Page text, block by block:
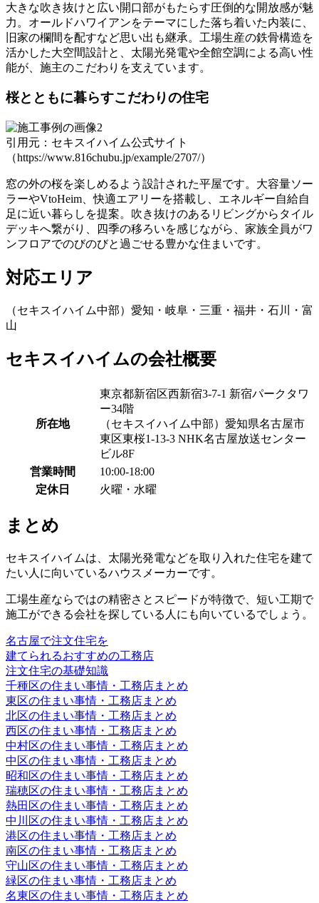
大きな吹き抜けと広い開口部がもたらす圧倒的な開放感が魅
力。オールドハワイアンをテーマにした落ち着いた内装に、
旧家の欄間を配すなど思い出も継承。工場生産の鉄骨構造を
活かした大空間設計と、太陽光発電や全館空調による高い性
能が、施主のこだわりを支えています。
桜とともに暮らすこだわりの住宅
引用元：セキスイハイム公式サイト
（https://www.816chubu.jp/example/2707/）
窓の外の桜を楽しめるよう設計された平屋です。大容量ソー
ラーやVtoHeim、快適エアリーを搭載し、エネルギー自給自
足に近い暮らしを提案。吹き抜けのあるリビングからタイル
デッキへ繋がり、四季の移ろいを感じながら、家族全員がワ
ンフロアでのびのびと過ごせる豊かな住まいです。
対応エリア
（セキスイハイム中部）愛知・岐阜・三重・福井・石川・富
山
セキスイハイムの会社概要
所在地
東京都新宿区西新宿3-7-1 新宿パークタワ
ー34階
（セキスイハイム中部）愛知県名古屋市
東区東桜1-13-3 NHK名古屋放送センター
ビル8F
営業時間
10:00-18:00
定休日
火曜・水曜
まとめ
セキスイハイムは、太陽光発電などを取り入れた住宅を建て
たい人に向いているハウスメーカーです。
工場生産ならではの精密さとスピードが特徴で、短い工期で
施工ができる会社を探している人にも向いているでしょう。
名古屋で注⽂住宅を
建てられるおすすめの⼯務店
注文住宅の基礎知識
千種区の住まい事情・工務店まとめ
東区の住まい事情・工務店まとめ
北区の住まい事情・工務店まとめ
西区の住まい事情・工務店まとめ
中村区の住まい事情・工務店まとめ
中区の住まい事情・工務店まとめ
昭和区の住まい事情・工務店まとめ
瑞穂区の住まい事情・工務店まとめ
熱田区の住まい事情・工務店まとめ
中川区の住まい事情・工務店まとめ
港区の住まい事情・工務店まとめ
南区の住まい事情・工務店まとめ
守山区の住まい事情・工務店まとめ
緑区の住まい事情・工務店まとめ
名東区の住まい事情・工務店まとめ